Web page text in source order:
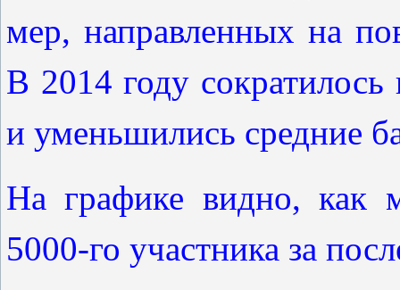
мер, направленных на
В 2014 году сократилось
и уменьшились средние
На графике видно, как
5000-го участника за